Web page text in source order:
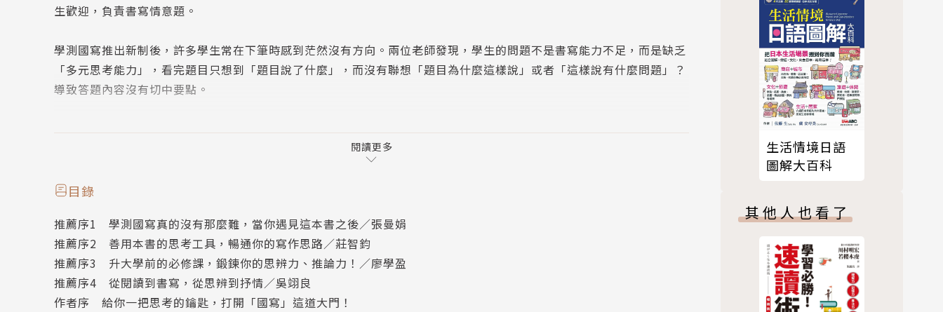
生歡迎，負責書寫情意題。
學測國寫推出新制後，許多學生常在下筆時感到茫然沒有方向。兩位老師發現，學生的問題不是書寫能力不足，而是缺乏
「多元思考能力」，看完題目只想到「題目說了什麼」，而沒有聯想「題目為什麼這樣說」或者「這樣說有什麼問題」？
導致答題內容沒有切中要點。
※【全新命題】6個全新知性題 + 6個全新情意題 = 12招破解學測作文
※【收錄詳解】2019年大學學測國寫試題詳解
【適用】✔高中考生自修 ✔教師備課 ✔國中生自學(中、高程度者) ✔補習班模擬考 ✔家長伴讀
【能力培養】✔思考組織力 ✔精準回答力 ✔邏輯思考力 ✔細微觀察力 ✔深度寫作力
閱讀更多
目錄
推薦序1 學測國寫真的沒有那麼難，當你遇見這本書之後／張曼娟
推薦序2 善用本書的思考工具，暢通你的寫作思路／莊智鈞
推薦序3 升大學前的必修課，鍛鍊你的思辨力、推論力！／廖學盈
推薦序4 從閱讀到書寫，從思辨到抒情／吳翊良
作者序 給你一把思考的鑰匙，打開「國寫」這道大門！
生活情境日語
圖解大百科
其他人也看了